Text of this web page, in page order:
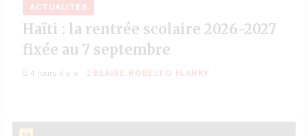
ACTUALITÉS
Haïti : la rentrée scolaire 2026-2027
fixée au 7 septembre
4 jours il y a BLAISE ROBELTO FLANKY